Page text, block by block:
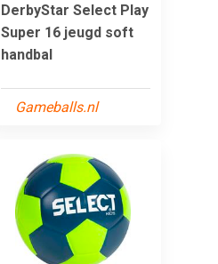
DerbyStar Select Play
Super 16 jeugd soft
handbal
Gameballs.nl